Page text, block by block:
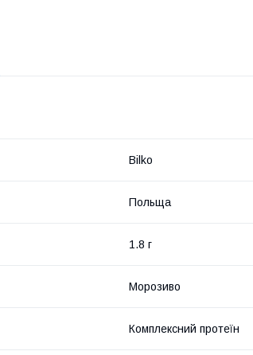
Bilko
Польща
1.8 г
Морозиво
Комплексний протеїн